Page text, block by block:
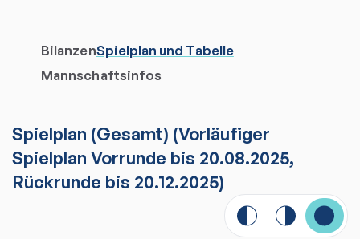
BilanzenSpielplan und Tabelle
Mannschaftsinfos
Spielplan (Gesamt) (Vorläufiger
Spielplan Vorrunde bis 20.08.2025,
Rückrunde bis 20.12.2025)